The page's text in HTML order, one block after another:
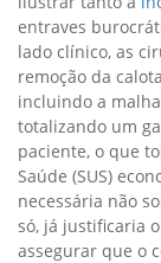
entraves
lado clínico, as
remoção da
incluindo a
totalizando um
paciente, o que
Saúde (SUS)
necessária não
só, já justificaria
assegurar que o